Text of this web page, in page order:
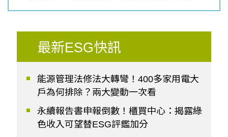
最新ESG快訊
能源管理法修法大轉彎！400多家用電大
戶為何排除？兩大變動一次看
永續報告書申報倒數！櫃買中心：揭露綠
色收入可望替ESG評鑑加分